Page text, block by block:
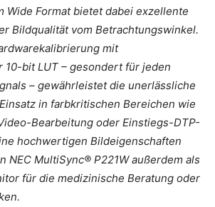
Wide Format bietet dabei exzellente
Bildqualität vom Betrachtungswinkel.
mit
10-bit LUT – gesondert für jeden
– gewährleistet die unerlässliche
in farbkritischen Bereichen wie
Bearbeitung oder Einstiegs-DTP-
hochwertigen Bildeigenschaften
NEC MultiSync® P221W außerdem als
für die medizinische Beratung oder